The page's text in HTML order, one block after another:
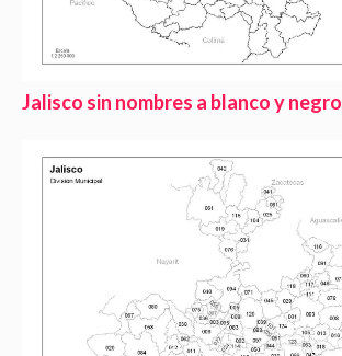
Jalisco sin nombres a blanco y negro